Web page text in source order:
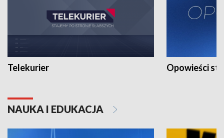
Telekurier Opowieści
NAUKA I EDUKACJA